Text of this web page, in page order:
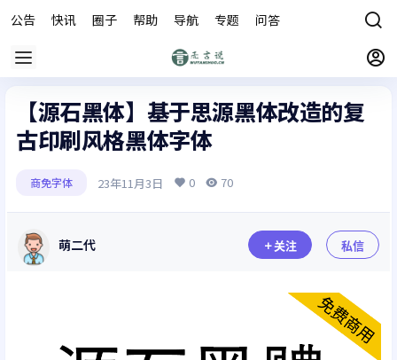
公告 快讯 圈子 帮助 导航 专题 问答
【源石黑体】基于思源黑体改造的复
古印刷风格黑体字体
商免字体 23年11月3日 0 70
萌二代 关注 私信